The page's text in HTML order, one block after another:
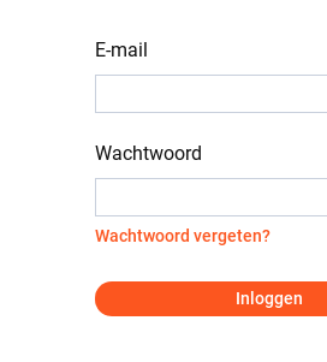
E-mail
Wachtwoord
Wachtwoord vergeten?
Inloggen